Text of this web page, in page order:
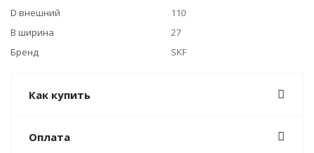
D внешний
110
B ширина
27
Бренд
SKF
Как купить
Оплата